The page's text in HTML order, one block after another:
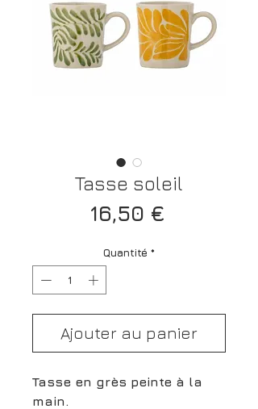
Tasse soleil
16,50 €Prix
Quantité *
Ajouter au panier
Tasse en grès peinte à la
main.